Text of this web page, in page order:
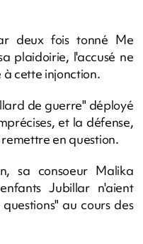
deux fois tonné Me
plaidoirie, l'accusé ne
cette injonction.
de guerre" déployé
et la défense,
en question.
sa consoeur Malika
Jubillar n'aient
au cours des